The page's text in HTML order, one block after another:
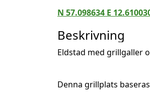
N 57.098634 E
Beskrivning
Eldstad med grillgaller
Denna grillplats